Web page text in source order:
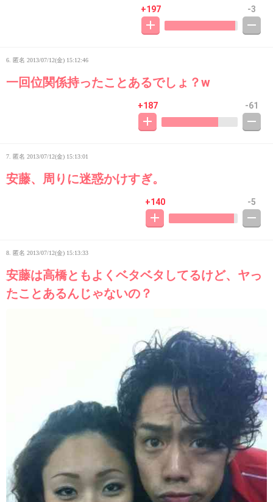
+197 -3
6. 匿名 2013/07/12(金) 15:12:46
一回位関係持ったことあるでしょ？w
+187 -61
7. 匿名 2013/07/12(金) 15:13:01
安藤、周りに迷惑かけすぎ。
+140 -5
8. 匿名 2013/07/12(金) 15:13:33
安藤は高橋ともよくベタベタしてるけど、ヤっ
たことあるんじゃないの？